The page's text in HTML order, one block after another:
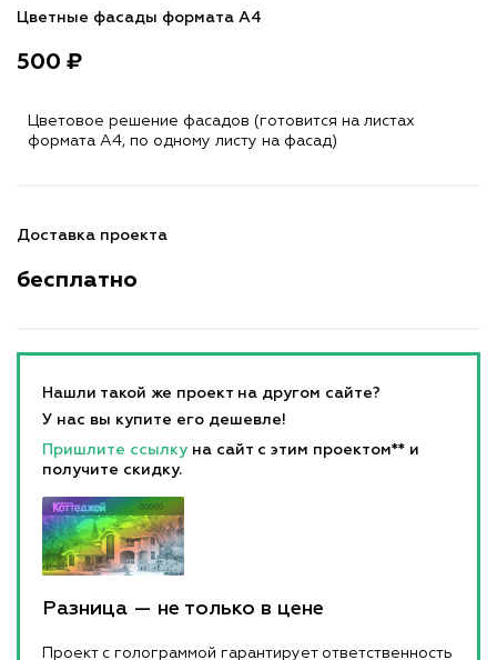
Цветные фасады формата А4
500 ₽
Цветовое решение фасадов (готовится на листах
формата A4, по одному листу на фасад)
Доставка проекта
бесплатно
Нашли такой же проект на другом сайте?
У нас вы купите его дешевле!
Пришлите ссылку на сайт с этим проектом** и
получите скидку.
Разница — не только в цене
Проект с голограммой гарантирует ответственность